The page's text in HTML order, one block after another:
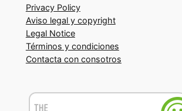
Privacy Policy
Aviso legal y copyright
Legal Notice
Términos y condiciones
Contacta con consotros